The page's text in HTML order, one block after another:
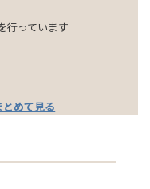
行っています
とめて見る